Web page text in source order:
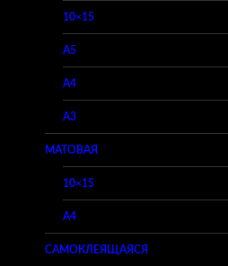
10×15
A5
A4
A3
МАТОВАЯ
10×15
A4
САМОКЛЕЯЩАЯСЯ